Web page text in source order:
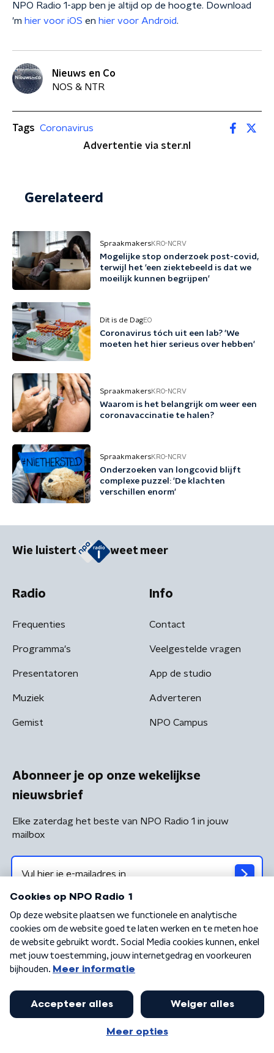
NPO Radio 1-app ben je altijd op de hoogte. Download
'm hier voor iOS en hier voor Android.
Nieuws en Co
NOS & NTR
Tags Coronavirus
Advertentie via ster.nl
Gerelateerd
SpraakmakersKRO-NCRV
Mogelijke stop onderzoek post-covid,
terwijl het 'een ziektebeeld is dat we
moeilijk kunnen begrijpen'
Dit is de DagEO
Coronavirus tóch uit een lab? 'We
moeten het hier serieus over hebben'
SpraakmakersKRO-NCRV
Waarom is het belangrijk om weer een
coronavaccinatie te halen?
SpraakmakersKRO-NCRV
Onderzoeken van longcovid blijft
complexe puzzel: 'De klachten
verschillen enorm'
Wie luistert weet meer
Radio
Frequenties
Programma's
Presentatoren
Muziek
Gemist
Info
Contact
Veelgestelde vragen
App de studio
Adverteren
NPO Campus
Abonneer je op onze wekelijkse
nieuwsbrief
Elke zaterdag het beste van NPO Radio 1 in jouw
mailbox
Algemene voorwaarden